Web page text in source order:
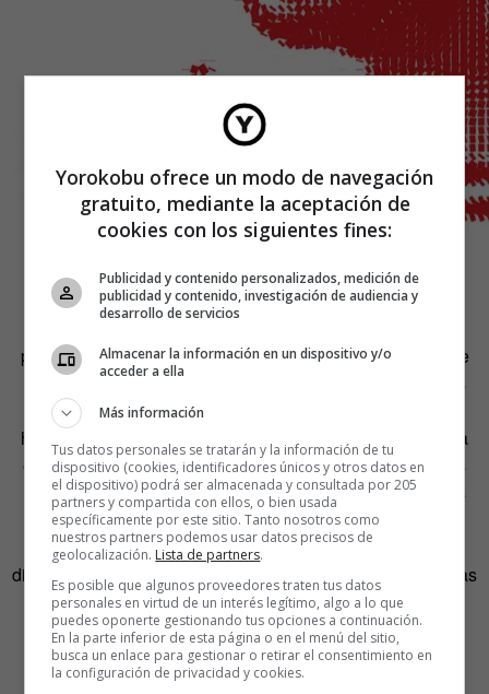
Arthur Lochmann (LuisB)
plantearnos esos cambios que nos asustan más de lo que
nos cuesta realizarlos. Tenemos la sensación de que nos
obligan a viajar en avión cuando lo que queremos es
hacerlo, como mucho, en tren, aunque lo que nos gustaría
es ir en bicicleta o andando. Lochmann dice que «Somos
cada vez más, a lo largo de nuestras vidas modernas, los
que cambiamos de manera radical de trayectoria. Muy a
menudo es para entrar en un oficio artesanal». Que se lo
digan a esas
personas que se han ido a pueblos
sin apenas
vecinos a hacer quesos, mermeladas y miel.
Gracias al aprendizaje del trabajo artesanal, entre otras
cosas, empezó a ver los edificios como la suma de una
Yorokobu ofrece un modo de navegación
gratuito, mediante la aceptación de
cookies con los siguientes fines:
Publicidad y contenido personalizados, medición de
publicidad y contenido, investigación de audiencia y
desarrollo de servicios
Almacenar la información en un dispositivo y/o
acceder a ella
Más información
Tus datos personales se tratarán y la información de tu
dispositivo (cookies, identificadores únicos y otros datos en
el dispositivo) podrá ser almacenada y consultada por 205
partners y compartida con ellos, o bien usada
específicamente por este sitio. Tanto nosotros como
nuestros partners podemos usar datos precisos de
geolocalización. Lista de partners.
Es posible que algunos proveedores traten tus datos
personales en virtud de un interés legítimo, algo a lo que
puedes oponerte gestionando tus opciones a continuación.
En la parte inferior de esta página o en el menú del sitio,
busca un enlace para gestionar o retirar el consentimiento en
la configuración de privacidad y cookies.